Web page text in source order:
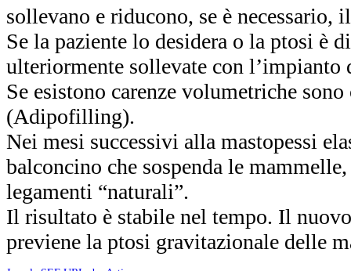
sollevano e riducono, se è necessario,
Se la paziente lo desidera o la ptosi è
ulteriormente sollevate con
Se esistono carenze volumetriche
(Adipofilling).
Nei mesi successivi alla mastopessi
balconcino che sospenda le
legamenti “naturali”.
Il risultato è stabile nel tempo. Il
previene la ptosi gravitazionale delle